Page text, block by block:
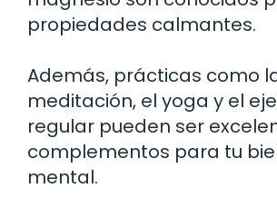
propiedades calmantes.
Además, prácticas como
meditación, el yoga y el
regular pueden ser
complementos para tu
mental.